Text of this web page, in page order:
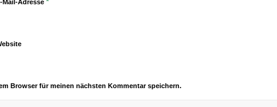
Mail-Adresse
Browser für meinen nächsten Kommentar speichern.